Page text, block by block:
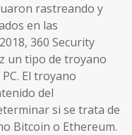
rastreando y
en las
360 ​Security
un tipo de troyano
El troyano
del
si se trata de
Bitcoin o Ethereum.